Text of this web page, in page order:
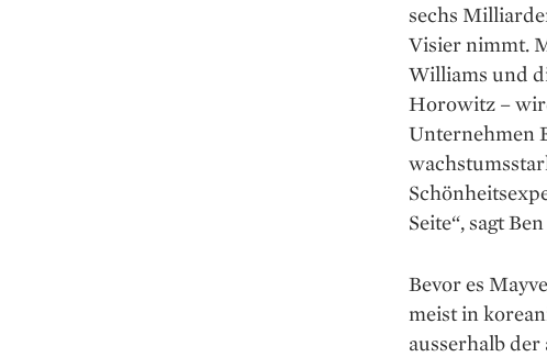
sechs
Visier nimmt.
Williams und
Horowitz –
Unternehmen
Seite“, sagt
Bevor es
meist in
ausserhalb